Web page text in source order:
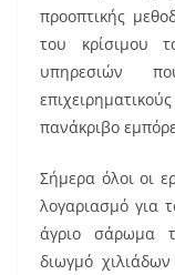
προοπτικής
του κρίσιμου
υπηρεσιών
πανάκριβο
Σήμερα όλοι οι
λογαριασμό για
άγριο σάρωμα
διωγμό